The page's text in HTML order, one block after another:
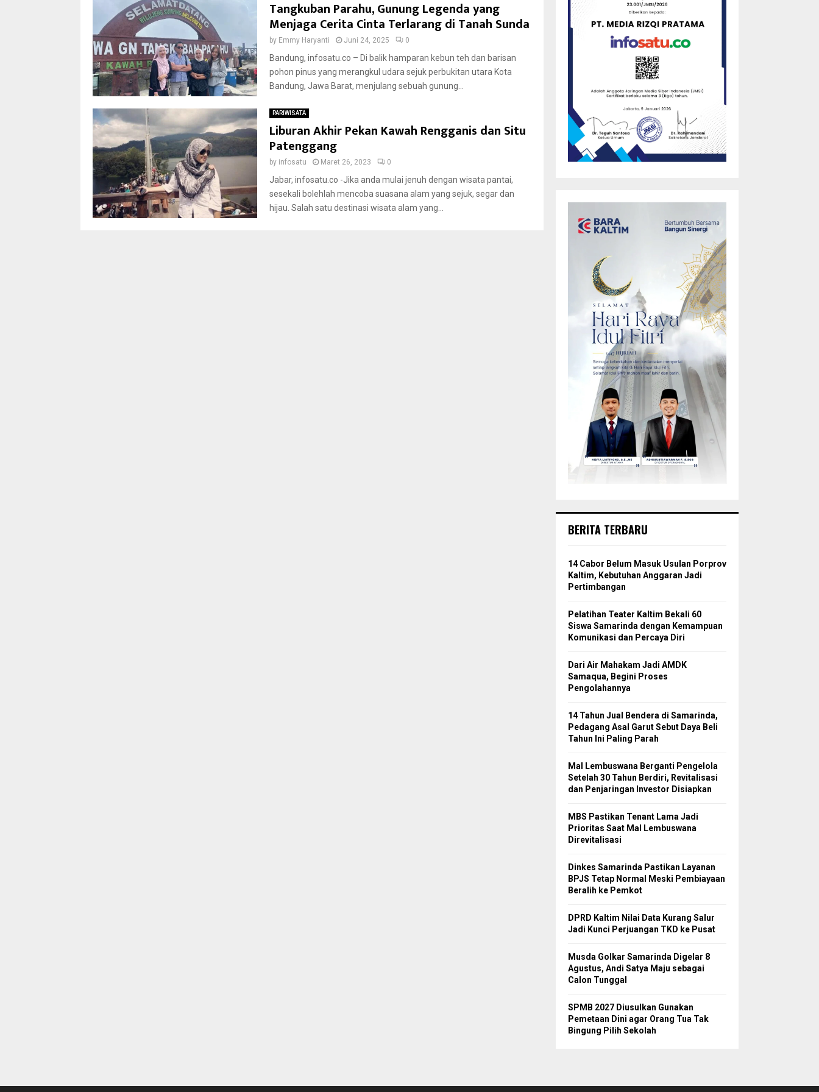
Tangkuban Parahu, Gunung Legenda yang
Menjaga Cerita Cinta Terlarang di Tanah Sunda
by Emmy Haryanti Juni 24, 2025 0
Bandung, infosatu.co – Di balik hamparan kebun teh dan barisan
pohon pinus yang merangkul udara sejuk perbukitan utara Kota
Bandung, Jawa Barat, menjulang sebuah gunung...
PARIWISATA
Liburan Akhir Pekan Kawah Rengganis dan Situ
Patenggang
by infosatu Maret 26, 2023 0
Jabar, infosatu.co -Jika anda mulai jenuh dengan wisata pantai,
sesekali bolehlah mencoba suasana alam yang sejuk, segar dan
hijau. Salah satu destinasi wisata alam yang...
BERITA TERBARU
14 Cabor Belum Masuk Usulan Porprov
Kaltim, Kebutuhan Anggaran Jadi
Pertimbangan
Pelatihan Teater Kaltim Bekali 60
Siswa Samarinda dengan Kemampuan
Komunikasi dan Percaya Diri
Dari Air Mahakam Jadi AMDK
Samaqua, Begini Proses
Pengolahannya
14 Tahun Jual Bendera di Samarinda,
Pedagang Asal Garut Sebut Daya Beli
Tahun Ini Paling Parah
Mal Lembuswana Berganti Pengelola
Setelah 30 Tahun Berdiri, Revitalisasi
dan Penjaringan Investor Disiapkan
MBS Pastikan Tenant Lama Jadi
Prioritas Saat Mal Lembuswana
Direvitalisasi
Dinkes Samarinda Pastikan Layanan
BPJS Tetap Normal Meski Pembiayaan
Beralih ke Pemkot
DPRD Kaltim Nilai Data Kurang Salur
Jadi Kunci Perjuangan TKD ke Pusat
Musda Golkar Samarinda Digelar 8
Agustus, Andi Satya Maju sebagai
Calon Tunggal
SPMB 2027 Diusulkan Gunakan
Pemetaan Dini agar Orang Tua Tak
Bingung Pilih Sekolah